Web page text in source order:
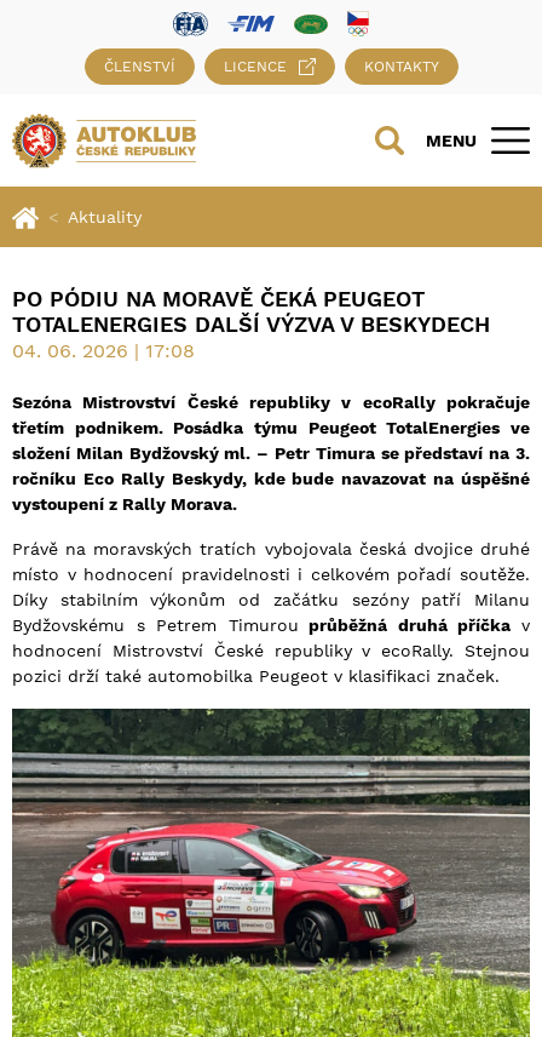
ČLENSTVÍ LICENCE KONTAKTY
MENU
Aktuality
PO PÓDIU NA MORAVĚ ČEKÁ PEUGEOT
TOTALENERGIES DALŠÍ VÝZVA V BESKYDECH
04. 06. 2026 | 17:08
Sezóna Mistrovství České republiky v ecoRally pokračuje
třetím podnikem. Posádka týmu Peugeot TotalEnergies ve
složení Milan Bydžovský ml. – Petr Timura se představí na 3.
ročníku Eco Rally Beskydy, kde bude navazovat na úspěšné
vystoupení z Rally Morava.
Právě na moravských tratích vybojovala česká dvojice druhé
místo v hodnocení pravidelnosti i celkovém pořadí soutěže.
Díky stabilním výkonům od začátku sezóny patří Milanu
Bydžovskému s Petrem Timurou průběžná druhá příčkav
hodnocení Mistrovství České republiky v ecoRally. Stejnou
pozici drží také automobilka Peugeot v klasifikaci značek.